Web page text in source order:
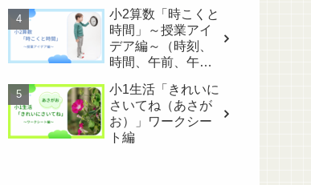
小2算数「時こくと
時間」～授業アイ
デア編～（時刻、
時間、午前、午
い！）
小1生活「きれいに
さいてね（あさが
お）」ワークシー
ト編